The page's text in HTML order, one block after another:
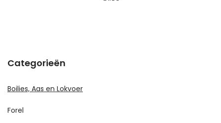
Categorieën
Boilies, Aas en Lokvoer
Forel